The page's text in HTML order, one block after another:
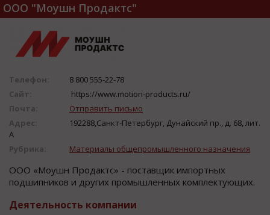
ООО "Моушн Продактс"
Телефон:
8 800 555-22-78
Сайт:
https://www.motion-products.ru/
Почта:
Отправить письмо
Адрес:
192288,Санкт-Петербург, Дунайский пр., д. 68, лит.
А
Рубрика:
Материалы общепромышленного назначения
ООО «‎Моушн Продактс»‎ - поставщик импортных
подшипников и других промышленных комплектующих.
Деятельность компании